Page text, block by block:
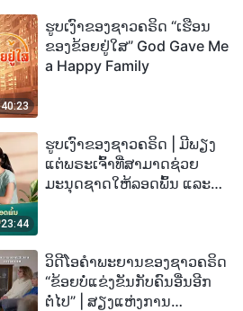
ຮູບເງົາຂອງຊາວຄຣິດ “ເຮືອນ
ຂອງຂ້ອຍຢູ່ໃສ” God Gave Me
a Happy Family
23:44
ຮູບເງົາຂອງຊາວຄຣິດ | ມີພຽງ
ແຕ່ພຣະເຈົ້າທີ່ສາມາດຊ່ວຍ
ມະນຸດຊາດໃຫ້ລອດພົ້ນ ແລະ
ວິດີໂອຄຳພະຍານຂອງຊາວຄຣິດ
“ຂ້ອຍບໍ່ແຂ່ງຂັນກັບຄົນອື່ນອີກ
ຕໍ່ໄປ” | ສຽງແຫ່ງການ